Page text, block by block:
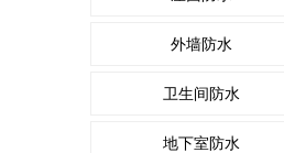
外墙防水
卫生间防水
地下室防水